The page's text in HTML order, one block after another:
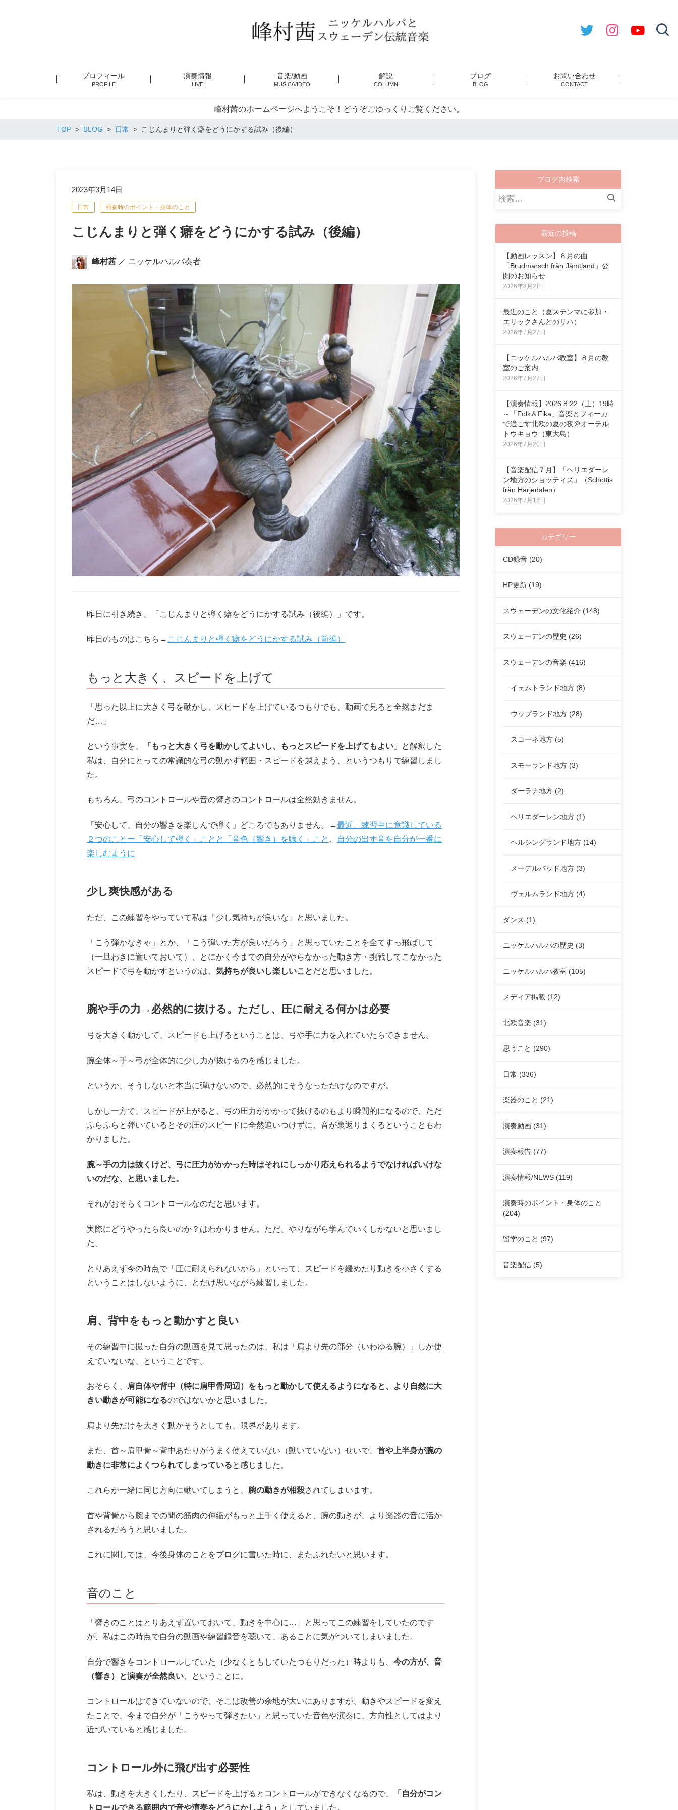
プロフィール
PROFILE
演奏情報
LIVE
音楽/動画
MUSIC/VIDEO
解説
COLUMN
ブログ
BLOG
お問い合わせ
CONTACT
峰村茜のホームページへようこそ！どうぞごゆっくりご覧ください。
TOP BLOG 日常 こじんまりと弾く癖をどうにかする試み（後編）
2023年3月14日
日常 演奏時のポイント・身体のこと
こじんまりと弾く癖をどうにかする試み（後編）
峰村茜 ／ ニッケルハルパ奏者
昨日に引き続き、「こじんまりと弾く癖をどうにかする試み（後編）」です。
昨日のものはこちら→ こじんまりと弾く癖をどうにかする試み（前編）
もっと大きく、スピードを上げて
「思った以上に大きく弓を動かし、スピードを上げているつもりでも、動画で見ると全然まだま
だ…」
という事実を、 「もっと大きく弓を動かしてよいし、もっとスピードを上げてもよい」
と解釈した
私は、自分にとっての常識的な弓の動かす範囲・スピードを越えよう、というつもりで練習しまし
た。
もちろん、弓のコントロールや音の響きのコントロールは全然効きません。
「安心して、自分の響きを楽しんで弾く」どころでもありません。→最近、練習中に意識している
２つのことー「安心して弾く」ことと「音色（響き）を聴く」こと
自分の出す音を自分が一番に
楽しむように
少し爽快感がある
ただ、この練習をやっていて私は「少し気持ちが良いな」と思いました。
「こう弾かなきゃ」とか、「こう弾いた方が良いだろう」と思っていたことを全てすっ飛ばして
（一旦わきに置いておいて）、とにかく今までの自分がやらなかった動き方・挑戦してこなかった
スピードで弓を動かすというのは、 気持ちが良いし楽しいことだと思いました。
腕や手の力→必然的に抜ける。ただし、圧に耐える何かは必要
弓を大きく動かして、スピードも上げるということは、弓や手に力を入れていたらできません。
腕全体～手～弓が全体的に少し力が抜けるのを感じました。
というか、そうしないと本当に弾けないので、必然的にそうなっただけなのですが。
しかし一方で、スピードが上がると、弓の圧力がかかって抜けるのもより瞬間的になるので、ただ
ふらふらと弾いているとその圧のスピードに全然追いつけずに、音が裏返りまくるということもわ
かりました。
腕～手の力は抜くけど、弓に圧力がかかった時はそれにしっかり応えられるようでなければいけな
いのだな、と思いました。
それがおそらくコントロールなのだと思います。
実際にどうやったら良いのか？はわかりません。ただ、やりながら学んでいくしかないと思いまし
た。
とりあえず今の時点で「圧に耐えられないから」といって、スピードを緩めたり動きを小さくする
ということはしないように、とだけ思いながら練習しました。
肩、背中をもっと動かすと良い
その練習中に撮った自分の動画を見て思ったのは、私は「肩より先の部分（いわゆる腕）」しか使
えていないな、ということです。
おそらく、
肩自体や背中（特に肩甲骨周辺）をもっと動かして使えるようになると、より自然に大
きい動きが可能になるのではないかと思いました。
肩より先だけを大きく動かそうとしても、限界があります。
また、首～肩甲骨～背中あたりがうまく使えていない（動いていない）せいで、 首や上半身が腕の
動きに非常によくつられてしまっていると感じました。
これらが一緒に同じ方向に動いてしまうと、 腕の動きが相殺されてしまいます。
首や背骨から腕までの間の筋肉の伸縮がもっと上手く使えると、腕の動きが、より楽器の音に活か
されるだろうと思いました。
これに関しては、今後身体のことをブログに書いた時に、またふれたいと思います。
音のこと
「響きのことはとりあえず置いておいて、動きを中心に…」と思ってこの練習をしていたのです
が、私はこの時点で自分の動画や練習録音を聴いて、あることに気がついてしまいました。
自分で響きをコントロールしていた（少なくともしていたつもりだった）時よりも、 今の方が、音
（響き）と演奏が全然良い 、ということに。
コントロールはできていないので、そこは改善の余地が大いにありますが、動きやスピードを変え
たことで、今まで自分が「こうやって弾きたい」と思っていた音色や演奏に、方向性としてはより
近づいていると感じました。
コントロール外に飛び出す必要性
私は、動きを大きくしたり、スピードを上げるとコントロールができなくなるので、
「自分がコン
トロールできる範囲内で音や演奏をどうにかしよう」
としていました。
ブログ内検索
検
最近の投稿
【動画レッスン】８月の曲
「Brudmarsch från Jämtland」公
開のお知らせ
2026年8月2日
最近のこと（夏ステンマに参加・
エリックさんとのリハ）
2026年7月27日
【ニッケルハルパ教室】８月の教
室のご案内
2026年7月27日
【演奏情報】2026.8.22（土）19時
～「Folk＆Fika」音楽とフィーカ
で過ごす北欧の夏の夜＠オーテル
トウキョウ（東大島）
2026年7月20日
【音楽配信７月】「ヘリエダーレ
ン地方のショッティス」（Schottis
från Härjedalen）
2026年7月18日
カテゴリー
CD録音 (20)
HP更新 (19)
スウェーデンの文化紹介 (148)
スウェーデンの歴史 (26)
スウェーデンの音楽 (416)
イェムトランド地方 (8)
ウップランド地方 (28)
スコーネ地方 (5)
スモーランド地方 (3)
ダーラナ地方 (2)
ヘリエダーレン地方 (1)
ヘルシングランド地方 (14)
メーデルパッド地方 (3)
ヴェルムランド地方 (4)
ダンス (1)
ニッケルハルパの歴史 (3)
ニッケルハルパ教室 (105)
メディア掲載 (12)
北欧音楽 (31)
思うこと (290)
日常 (336)
楽器のこと (21)
演奏動画 (31)
演奏報告 (77)
演奏情報/NEWS (119)
演奏時のポイント・身体のこと
(204)
留学のこと (97)
音楽配信 (5)